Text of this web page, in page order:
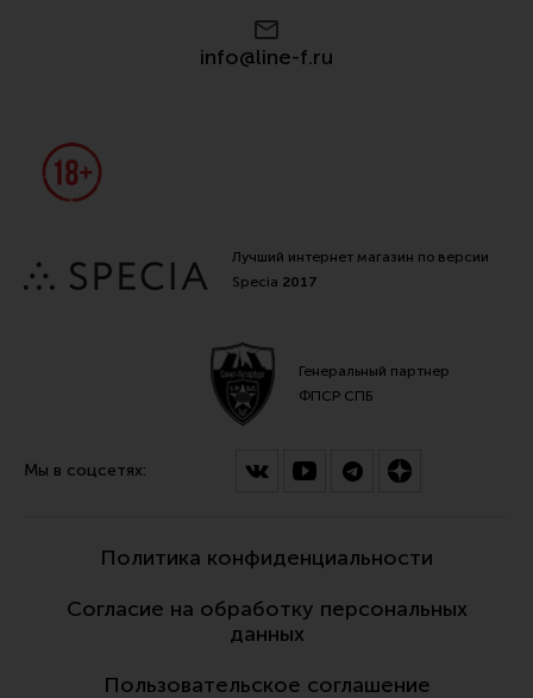
info@line-f.ru
Лучший интернет магазин по версии
Specia 2017
Генеральный партнер
ФПСР СПБ
Мы в соцсетях:
Политика конфиденциальности
Согласие на обработку персональных
данных
Пользовательское соглашение